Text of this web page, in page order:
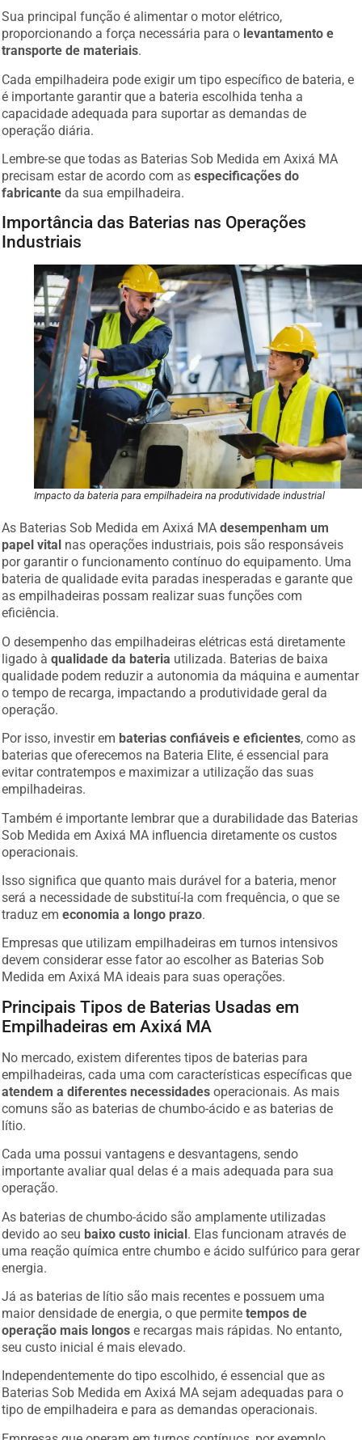
Sua principal função é alimentar o motor elétrico,
proporcionando a força necessária para o levantamento e
transporte de materiais.
Cada empilhadeira pode exigir um tipo específico de bateria, e
é importante garantir que a bateria escolhida tenha a
capacidade adequada para suportar as demandas de
operação diária.
Lembre-se que todas as Baterias Sob Medida em Axixá MA
precisam estar de acordo com as especificações do
fabricante da sua empilhadeira.
Importância das Baterias nas Operações
Industriais
Impacto da bateria para empilhadeira na produtividade industrial
As Baterias Sob Medida em Axixá MAdesempenham um
papel vital nas operações industriais, pois são responsáveis
por garantir o funcionamento contínuo do equipamento. Uma
bateria de qualidade evita paradas inesperadas e garante que
as empilhadeiras possam realizar suas funções com
eficiência.
O desempenho das empilhadeiras elétricas está diretamente
ligado àqualidade da bateria utilizada. Baterias de baixa
qualidade podem reduzir a autonomia da máquina e aumentar
o tempo de recarga, impactando a produtividade geral da
operação.
Por isso, investir em baterias confiáveis e eficientes, como as
baterias que oferecemos na Bateria Elite, é essencial para
evitar contratempos e maximizar a utilização das suas
empilhadeiras.
Também é importante lembrar que a durabilidade das Baterias
Sob Medida em Axixá MA influencia diretamente os custos
operacionais.
Isso significa que quanto mais durável for a bateria, menor
será a necessidade de substituí-la com frequência, o que se
traduz emeconomia a longo prazo.
Empresas que utilizam empilhadeiras em turnos intensivos
devem considerar esse fator ao escolher as Baterias Sob
Medida em Axixá MA ideais para suas operações.
Principais Tipos de Baterias Usadas em
Empilhadeiras em Axixá MA
No mercado, existem diferentes tipos de baterias para
empilhadeiras, cada uma com características específicas que
atendem a diferentes necessidades operacionais. As mais
comuns são as baterias de chumbo-ácido e as baterias de
lítio.
Cada uma possui vantagens e desvantagens, sendo
importante avaliar qual delas é a mais adequada para sua
operação.
As baterias de chumbo-ácido são amplamente utilizadas
devido ao seu baixo custo inicial. Elas funcionam através de
uma reação química entre chumbo e ácido sulfúrico para gerar
energia.
Já as baterias de lítio são mais recentes e possuem uma
maior densidade de energia, o que permitetempos de
operação mais longos e recargas mais rápidas. No entanto,
seu custo inicial é mais elevado.
Independentemente do tipo escolhido, é essencial que as
Baterias Sob Medida em Axixá MA sejam adequadas para o
tipo de empilhadeira e para as demandas operacionais.